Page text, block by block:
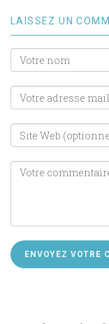
LAISSEZ UN